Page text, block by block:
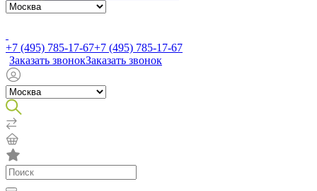
+7 (495) 785-17-67+7 (495) 785-17-67
Заказать звонокЗаказать звонок